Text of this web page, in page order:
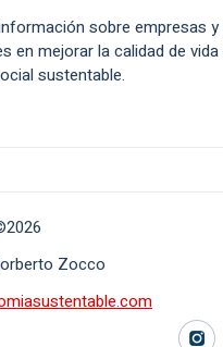
sobre empresas
en mejorar la calidad de
sustentable.
Zocco